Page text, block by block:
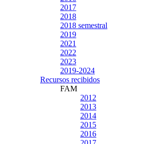
2017
2018
2018 semestral
2019
2021
2022
2023
2019-2024
Recursos recibidos
FAM
2012
2013
2014
2015
2016